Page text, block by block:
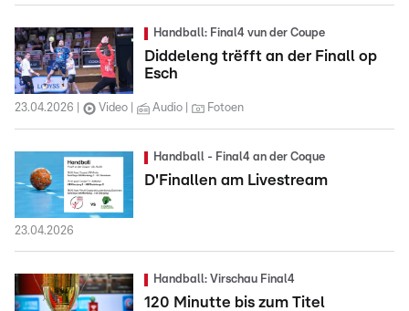
Handball: Final4 vun der Coupe
Diddeleng trëfft an der Finall op
Esch
23.04.2026 Video Audio Fotoen
Handball - Final4 an der Coque
D'Finallen am Livestream
23.04.2026
Handball: Virschau Final4
120 Minutte bis zum Titel